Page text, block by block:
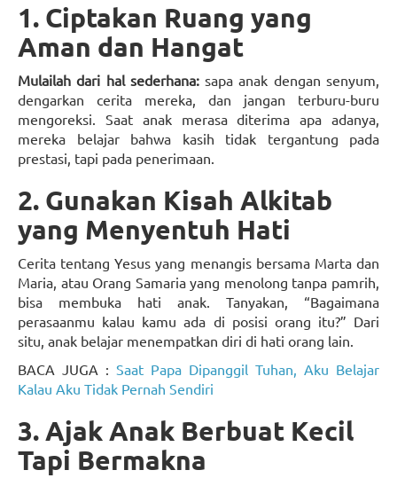
1. Ciptakan Ruang yang
Aman dan Hangat
Mulailah dari hal sederhana:sapa anak dengan senyum,
dengarkan cerita mereka, dan jangan terburu-buru
mengoreksi. Saat anak merasa diterima apa adanya,
mereka belajar bahwa kasih tidak tergantung pada
prestasi, tapi pada penerimaan.
2. Gunakan Kisah Alkitab
yang Menyentuh Hati
Cerita tentang Yesus yang menangis bersama Marta dan
Maria, atau Orang Samaria yang menolong tanpa pamrih,
bisa membuka hati anak. Tanyakan, “Bagaimana
perasaanmu kalau kamu ada di posisi orang itu?” Dari
situ, anak belajar menempatkan diri di hati orang lain.
BACA JUGA : Saat Papa Dipanggil Tuhan, Aku Belajar
Kalau Aku Tidak Pernah Sendiri
3. Ajak Anak Berbuat Kecil
Tapi Bermakna